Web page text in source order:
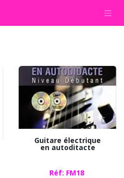
Guitare électrique
en autoditacte
Réf: FM18